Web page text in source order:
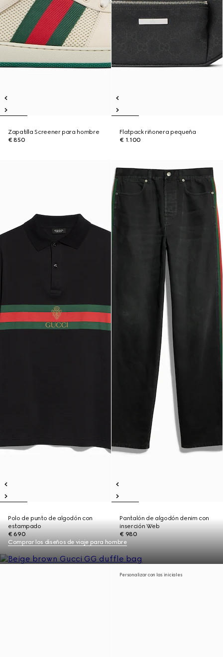
Zapatilla Screener para hombre
€ 850
Flatpack riñonera pequeña
€ 1.100
Polo de punto de algodón con
estampado
€ 690
Pantalón de algodón denim con
inserción Web
€ 980
Comprar los diseños de viaje para hombre
Personalizar con las iniciales